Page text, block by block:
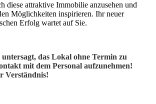
diese attraktive Immobilie anzusehen und
Möglichkeiten inspirieren. Ihr neuer
Erfolg wartet auf Sie.
das Lokal ohne Termin zu
mit dem Personal aufzunehmen!
Verständnis!